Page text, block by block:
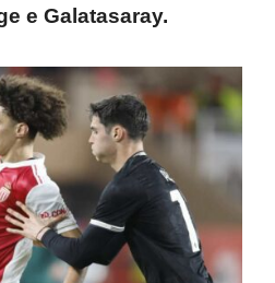
e Galatasaray.